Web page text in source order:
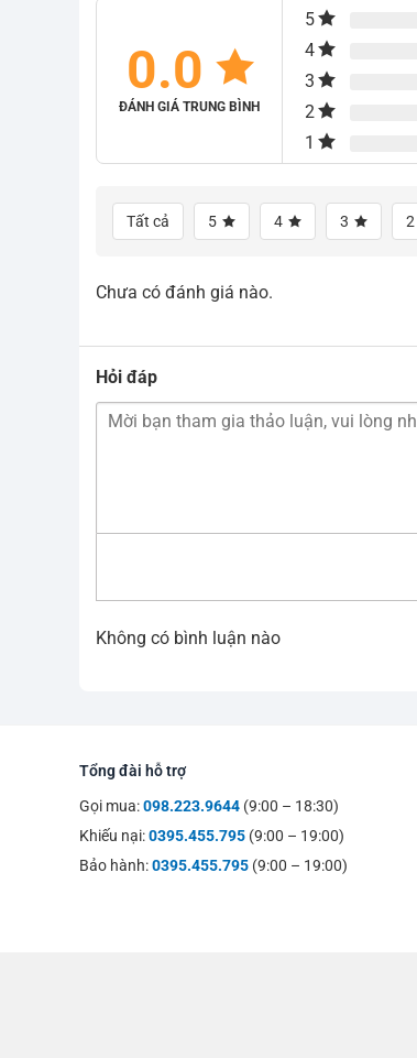
0.0
ĐÁNH GIÁ TRUNG BÌNH
5
4
3
2
1
Tất cả 5 4 3 2
Chưa có đánh giá nào.
Hỏi đáp
Không có bình luận nào
Tổng đài hỗ trợ
Gọi mua:098.223.9644 (9:00 – 18:30)
Khiếu nại:0395.455.795 (9:00 – 19:00)
Bảo hành:0395.455.795 (9:00 – 19:00)